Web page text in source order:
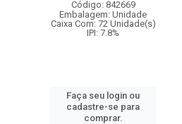
Código: 842669
Embalagem: Unidade
Caixa Com: 72 Unidade(s)
IPI: 7.8%
Faça seu login ou
cadastre-se para
comprar.